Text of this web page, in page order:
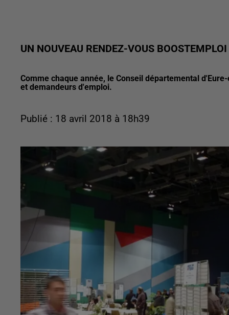
UN NOUVEAU RENDEZ-VOUS
Comme chaque année, le Conseil départemental
et demandeurs d'emploi.
Publié : 18 avril 2018 à 18h39